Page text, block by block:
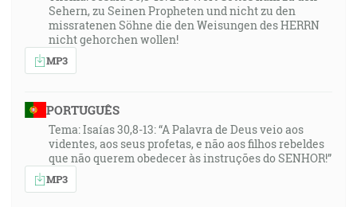
Sehern, zu Seinen Propheten und nicht zu den
missratenen Söhne die den Weisungen des HERRN
nicht gehorchen wollen!
MP3
PORTUGUÊS
Tema: Isaías 30,8-13: “A Palavra de Deus veio aos
videntes, aos seus profetas, e não aos filhos rebeldes
que não querem obedecer às instruções do SENHOR!”
MP3